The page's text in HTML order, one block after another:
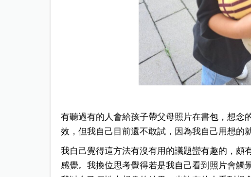
有聽過有的人會給孩子帶父母照片在書包，想念
效，但我自己目前還不敢試，因為我自己用想的
我自己覺得這方法有沒有用的議題蠻有趣的，頗
感覺。我換位思考覺得若是我自己看到照片會觸